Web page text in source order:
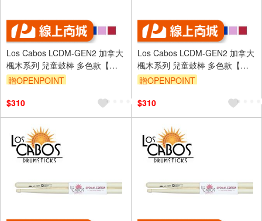
Los Cabos LCDM-GEN2 加拿大
楓木系列 兒童鼓棒 多色款【敦
煌樂器】
贈OPENPOINT
$310
Los Cabos LCDM-GEN2 加拿大
楓木系列 兒童鼓棒 多色款【敦
煌樂器】
贈OPENPOINT
$310